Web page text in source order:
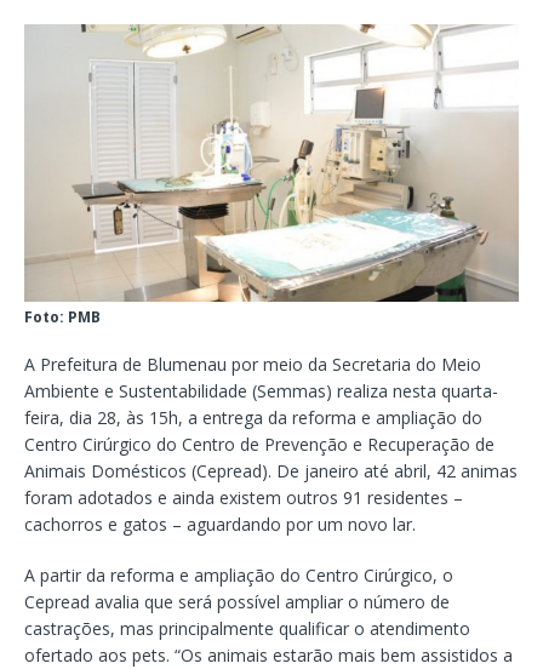
Foto: PMB
A Prefeitura de Blumenau por meio da Secretaria do Meio
Ambiente e Sustentabilidade (Semmas) realiza nesta quarta-
feira, dia 28, às 15h, a entrega da reforma e ampliação do
Centro Cirúrgico do Centro de Prevenção e Recuperação de
Animais Domésticos (Cepread). De janeiro até abril, 42 animas
foram adotados e ainda existem outros 91 residentes –
cachorros e gatos – aguardando por um novo lar.
A partir da reforma e ampliação do Centro Cirúrgico, o
Cepread avalia que será possível ampliar o número de
castrações, mas principalmente qualificar o atendimento
ofertado aos pets. “Os animais estarão mais bem assistidos a